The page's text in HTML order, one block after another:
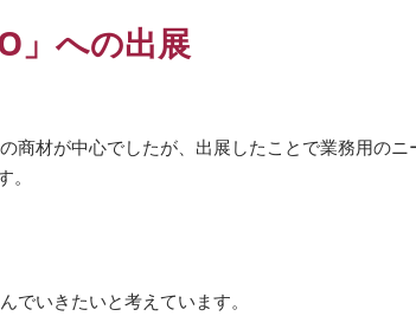
」への出展
商材が中心でしたが、出展したことで業務用の
でいきたいと考えています。